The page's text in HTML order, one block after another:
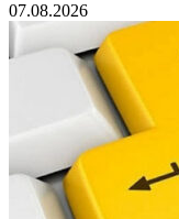
07.08.2026